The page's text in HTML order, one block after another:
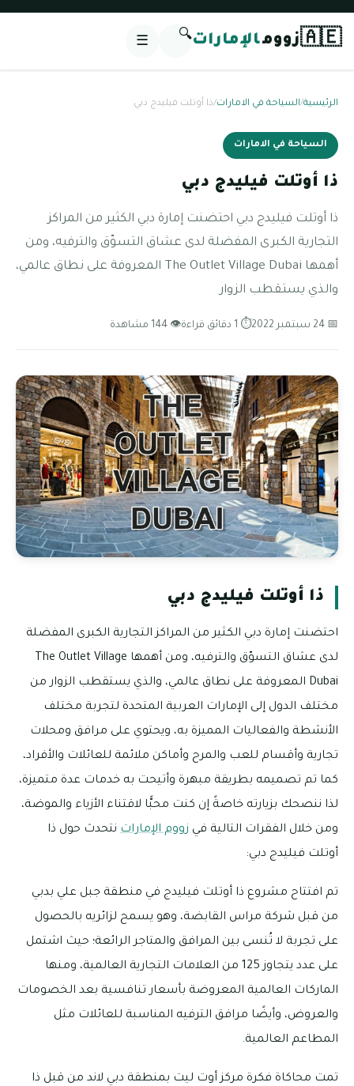
🇦🇪زوومالإمارات🔍
☰
الرئيسية/السياحة في الامارات/ذا أوتلت فيليدج دبي
السياحة في الامارات
ذا أوتلت فيليدج دبي
ذا أوتلت فيليدج دبي احتضنت إمارة دبي الكثير من المراكز
التجارية الكبرى المفضلة لدى عشاق التسوّق والترفيه، ومن
أهمها The Outlet Village Dubai المعروفة على نطاق عالمي،
والذي يستقطب الزوار
📅 24 سبتمبر 2022 ⏱ 1 دقائق قراءة 👁 144 مشاهدة
ذا أوتلت فيليدج دبي
احتضنت إمارة دبي الكثير من المراكز التجارية الكبرى المفضلة
لدى عشاق التسوّق والترفيه، ومن أهمها The Outlet Village
Dubai المعروفة على نطاق عالمي، والذي يستقطب الزوار من
مختلف الدول إلى الإمارات العربية المتحدة لتجربة مختلف
الأنشطة والفعاليات المميزة به، ويحتوي على مرافق ومحلات
تجارية وأقسام للعب والمرح وأماكن ملائمة للعائلات والأفراد،
كما تم تصميمه بطريقة مبهرة وأتيحت به خدمات عدة متميزة،
لذا ننصحك بزيارته خاصةً إن كنت محبًّا لاقتناء الأزياء والموضة،
ومن خلال الفقرات التالية في زووم الإمارات نتحدث حول ذا
أوتلت فيليدج دبي:
تم افتتاح مشروع ذا أوتلت فيليدج في منطقة جبل علي بدبي
من قبل شركة مراس القابضة، وهو يسمح لزائريه بالحصول
على تجربة لا تُنسى بين المرافق والمتاجر الرائعة؛ حيث اشتمل
على عدد يتجاوز 125 من العلامات التجارية العالمية، ومنها
الماركات العالمية المعروضة بأسعار تنافسية بعد الخصومات
والعروض، وأيضًا مرافق الترفيه المناسبة للعائلات مثل
المطاعم العالمية.
تمت محاكاة فكرة مركز أوت ليت بمنطقة دبي لاند من قبل ذا